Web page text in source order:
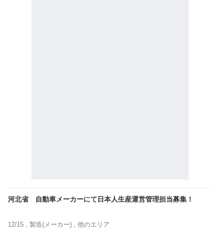
河北省 自動車メーカーにて日本人生産運営管理担当募集！
12/15 , 製造(メーカー) , 他のエリア